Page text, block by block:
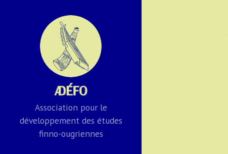
Association pour le
développement des études
finno-ougriennes